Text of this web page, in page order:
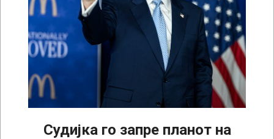
Судијка го запре планот на